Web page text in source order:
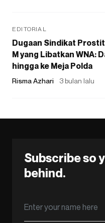
EDITORIAL
Dugaan Sindikat
M yang Libatkan WNA:
hingga ke Meja Polda
Risma Azhari 3 bulan lalu
Subscribe so
behind.